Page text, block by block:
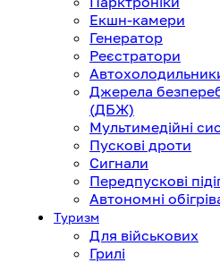
Екшн-камери
Генератор
Реєстратори
Джерела
(ДБЖ)
Мультимедійні
Пускові дроти
Сигнали
Передпускові
Автономні
Туризм
Для військових
Грилі